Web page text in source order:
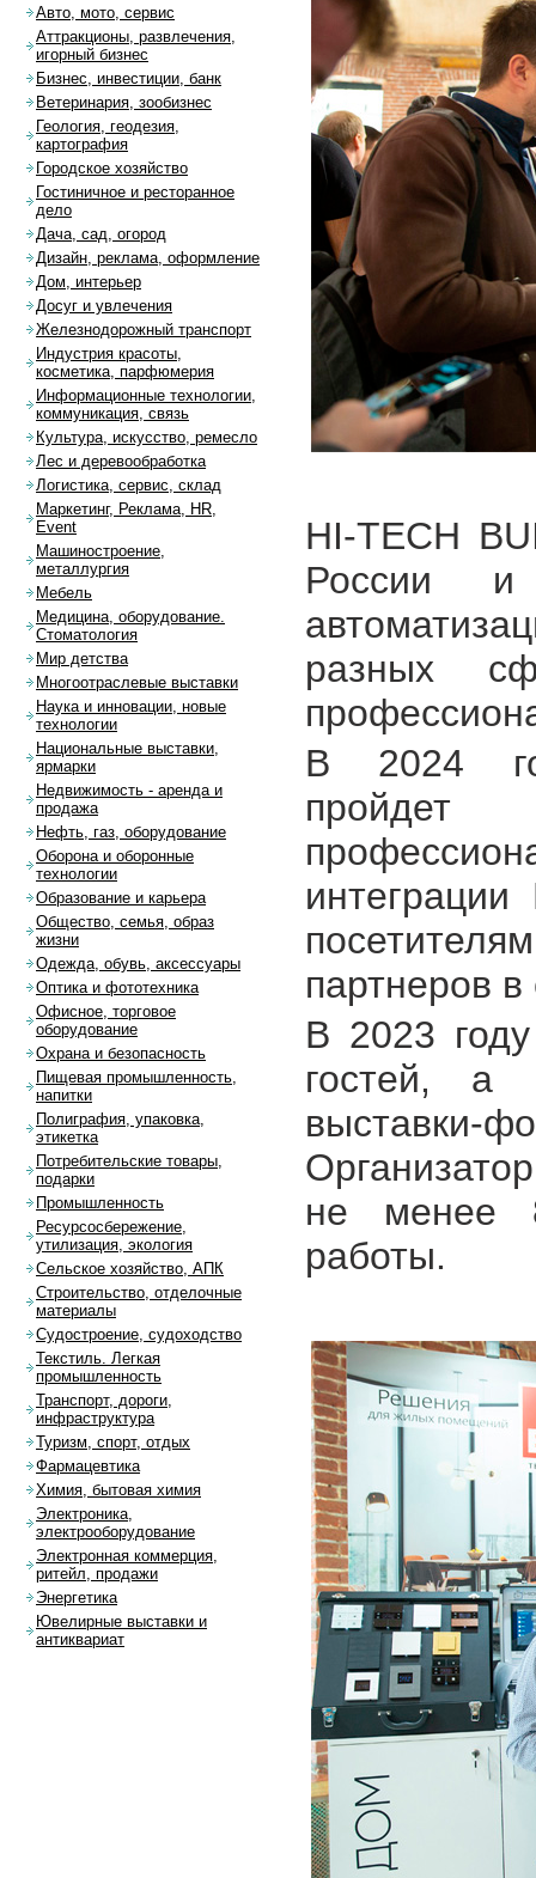
HI-TECH
России
разных
В 2024
пройдет
партнеров
В 2023
гостей, а
выставки-
не менее
работы.
Авто, мото, сервис
Аттракционы, развлечения,
игорный бизнес
Бизнес, инвестиции, банк
Ветеринария, зообизнес
Геология, геодезия,
картография
Городское хозяйство
Гостиничное и ресторанное
дело
Дача, сад, огород
Дизайн, реклама, оформление
Дом, интерьер
Досуг и увлечения
Железнодорожный транспорт
Индустрия красоты,
косметика, парфюмерия
Информационные технологии,
коммуникация, связь
Культура, искусство, ремесло
Лес и деревообработка
Логистика, сервис, склад
Маркетинг, Реклама, HR,
Event
Машиностроение,
металлургия
Мебель
Медицина, оборудование.
Стоматология
Мир детства
Многоотраслевые выставки
Наука и инновации, новые
технологии
Национальные выставки,
ярмарки
Недвижимость - аренда и
продажа
Нефть, газ, оборудование
Оборона и оборонные
технологии
Образование и карьера
Общество, семья, образ
жизни
Одежда, обувь, аксессуары
Оптика и фототехника
Офисное, торговое
оборудование
Охрана и безопасность
Пищевая промышленность,
напитки
Полиграфия, упаковка,
этикетка
Потребительские товары,
подарки
Промышленность
Ресурсосбережение,
утилизация, экология
Сельское хозяйство, АПК
Строительство, отделочные
материалы
Судостроение, судоходство
Текстиль. Легкая
промышленность
Транспорт, дороги,
инфраструктура
Туризм, спорт, отдых
Фармацевтика
Химия, бытовая химия
Электроника,
электрооборудование
Электронная коммерция,
ритейл, продажи
Энергетика
Ювелирные выставки и
антиквариат